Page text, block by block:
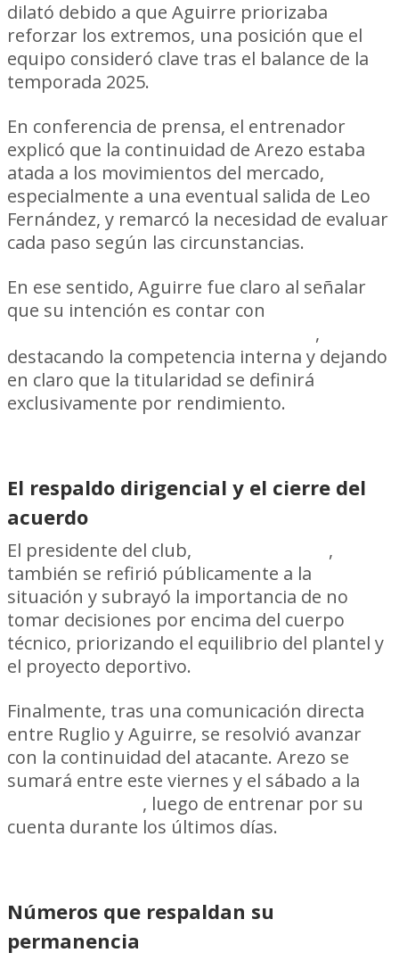
dilató debido a que Aguirre priorizaba
reforzar los extremos, una posición que el
equipo consideró clave tras el balance de la
temporada 2025.
En conferencia de prensa, el entrenador
explicó que la continuidad de Arezo estaba
atada a los movimientos del mercado,
especialmente a una eventual salida de Leo
Fernández, y remarcó la necesidad de evaluar
cada paso según las circunstancias.
En ese sentido, Aguirre fue claro al señalar
que su intención es contar con
,
destacando la competencia interna y dejando
en claro que la titularidad se definirá
exclusivamente por rendimiento.
El respaldo dirigencial y el cierre del
acuerdo
El presidente del club,
,
también se refirió públicamente a la
situación y subrayó la importancia de no
tomar decisiones por encima del cuerpo
técnico, priorizando el equilibrio del plantel y
el proyecto deportivo.
Finalmente, tras una comunicación directa
entre Ruglio y Aguirre, se resolvió avanzar
con la continuidad del atacante. Arezo se
sumará entre este viernes y el sábado a la
, luego de entrenar por su
cuenta durante los últimos días.
Números que respaldan su
permanencia